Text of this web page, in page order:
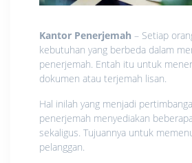
Kantor Penerjemah – Setiap
kebutuhan yang berbeda dalam
penerjemah. Entah itu untuk
dokumen atau terjemah lisan.
Hal inilah yang menjadi
penerjemah menyediakan
sekaligus. Tujuannya untuk
pelanggan.